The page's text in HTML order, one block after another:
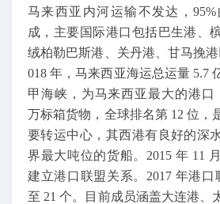
马来西亚内河运输不发达，
成，主要国际港口包括巴生港、
绒柏勒巴斯港、关丹港、甘马挽
018 年，马来西亚海运总运量 5.7
甲海峡，为马来西亚最大的港口
万标箱货物，全球排名第 12 位，
要转运中心，其西港有良好的深
界最大吨位的货船。2015 年 11
建立港口联盟关系。2017 年港口
至 21 个。目前成员涵盖大连港、